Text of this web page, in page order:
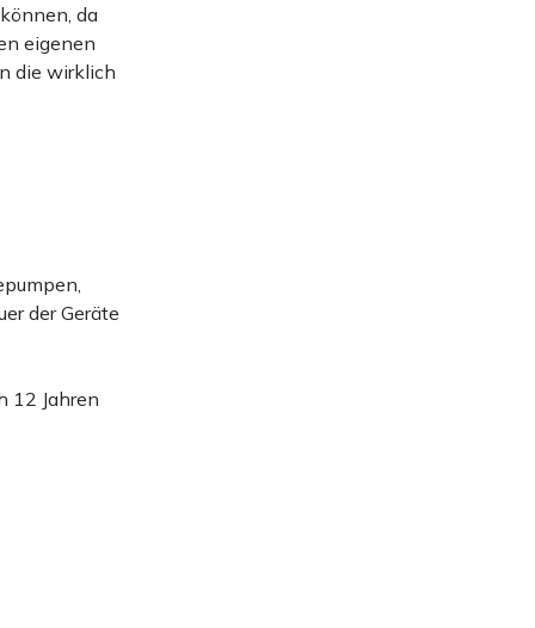
da
eigenen
die wirklich
der Geräte
12 Jahren